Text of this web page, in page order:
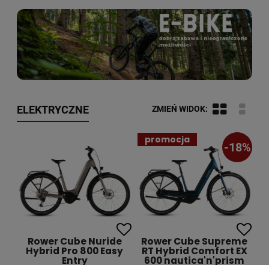
ELEKTRYCZNE
Rower Cube Nuride
Hybrid Pro 800 Easy
Entry
Rower Cube Supreme
RT Hybrid Comfort EX
600 nautica'n'prism
promocja
-18%